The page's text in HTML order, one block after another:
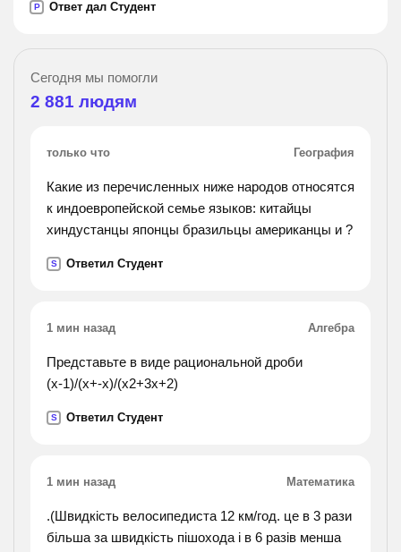
P Ответ дал Студент
Сегодня мы помогли
2 881 людям
только что География
Какие из перечисленных ниже народов относятся
к индоевропейской семье языков: китайцы
хиндустанцы японцы бразильцы американцы и ?
S Ответил Студент
1 мин назад Алгебра
Представьте в виде рациональной дроби
(х-1)/(х+-х)/(х2+3х+2)
S Ответил Студент
1 мин назад Математика
.(Швидкість велосипедиста 12 км/год. це в 3 рази
більша за швидкість пішохода і в 6 разів менша